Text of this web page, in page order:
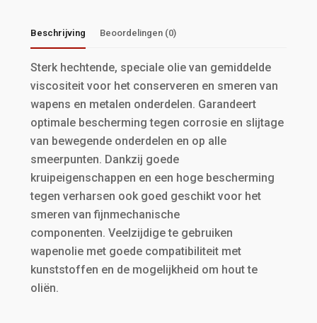
Beschrijving Beoordelingen (0)
Sterk hechtende, speciale olie van gemiddelde
viscositeit voor het conserveren en smeren van
wapens en metalen onderdelen. Garandeert
optimale bescherming tegen corrosie en slijtage
van bewegende onderdelen en op alle
smeerpunten. Dankzij goede
kruipeigenschappen en een hoge bescherming
tegen verharsen ook goed geschikt voor het
smeren van fijnmechanische
componenten. Veelzijdige te gebruiken
wapenolie met goede compatibiliteit met
kunststoffen en de mogelijkheid om hout te
oliën.